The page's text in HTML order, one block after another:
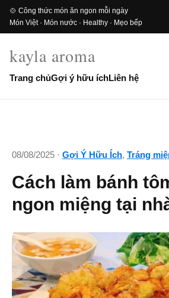
🍲 Công thức món ăn ngon mỗi ngày
Món Việt · Món nước · Healthy · Mẹo bếp
kayla aroma
Trang chủGợi ý hữu íchLiên hệ
08/08/2025 · Gợi Ý Hữu Ích, Tráng
Cách làm bánh
ngon miệng tại